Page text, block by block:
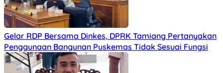
Gelar RDP Bersama Dinkes, DPRK Tamiang Pertanyakan
Penggunaan Bangunan Puskemas Tidak Sesuai Fungsi